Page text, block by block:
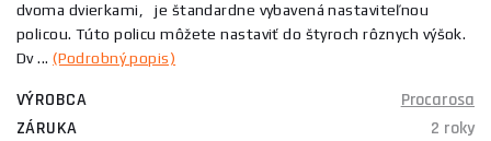
dvoma dvierkami, je štandardne vybavená nastaviteľnou
policou. Túto policu môžete nastaviť do štyroch rôznych výšok.
Dv ...(Podrobný popis)
VÝROBCA
Procarosa
ZÁRUKA
2 roky